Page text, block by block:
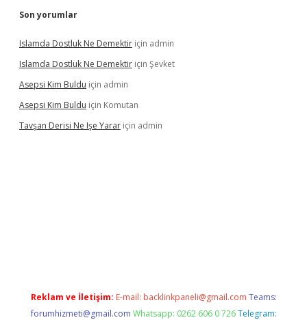
Son yorumlar
Islamda Dostluk Ne Demektir için admin
Islamda Dostluk Ne Demektir için Şevket
Asepsi Kim Buldu için admin
Asepsi Kim Buldu için Komutan
Tavşan Derisi Ne Işe Yarar için admin
Reklam ve İletişim: E-mail: backlinkpaneli@gmail.com Teams:
forumhizmeti@gmail.com Whatsapp: 0262 606 0 726 Telegram: